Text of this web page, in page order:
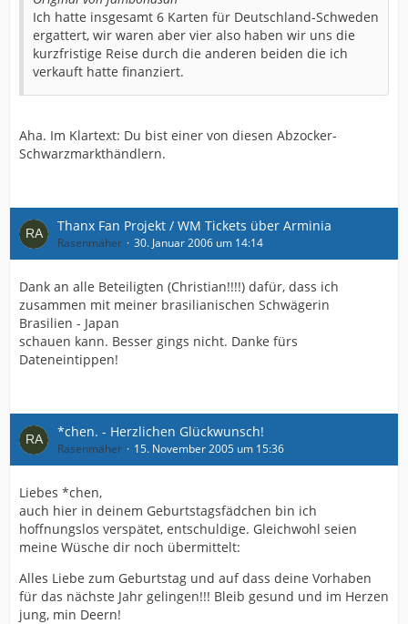
Ich hatte insgesamt 6 Karten für Deutschland-Schweden
ergattert, wir waren aber vier also haben wir uns die
kurzfristige Reise durch die anderen beiden die ich
verkauft hatte finanziert.
Aha. Im Klartext: Du bist einer von diesen Abzocker-
Schwarzmarkthändlern.
Thanx Fan Projekt / WM Tickets über Arminia
Rasenmäher 30. Januar 2006 um 14:14
Dank an alle Beteiligten (Christian!!!!) dafür, dass ich
zusammen mit meiner brasilianischen Schwägerin
Brasilien - Japan
schauen kann. Besser gings nicht. Danke fürs
Dateneintippen!
*chen. - Herzlichen Glückwunsch!
Rasenmäher 15. November 2005 um 15:36
Liebes *chen,
auch hier in deinem Geburtstagsfädchen bin ich
hoffnungslos verspätet, entschuldige. Gleichwohl seien
meine Wüsche dir noch übermittelt:
Alles Liebe zum Geburtstag und auf dass deine Vorhaben
für das nächste Jahr gelingen!!! Bleib gesund und im Herzen
jung, min Deern!